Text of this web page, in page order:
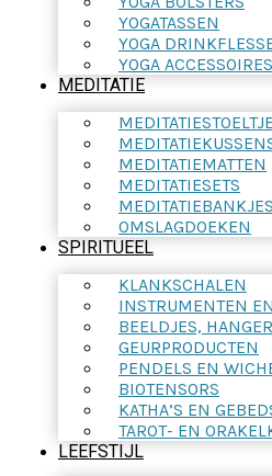
YOGATASSEN
YOGA
YOGA ACCESSOIRES
MEDITATIE
MEDITATIEMATTEN
MEDITATIESETS
MEDITATIEBANKJES
OMSLAGDOEKEN
SPIRITUEEL
KLANKSCHALEN
INSTRUMENTEN
BEELDJES,
GEURPRODUCTEN
PENDELS EN
BIOTENSORS
KATHA’S EN
TAROT- EN
LEEFSTIJL